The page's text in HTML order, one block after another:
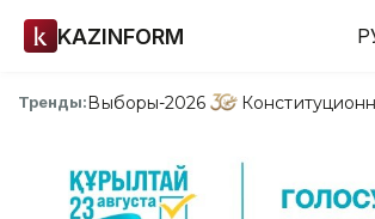
KAZINFORM
Тренды:Выборы-2026